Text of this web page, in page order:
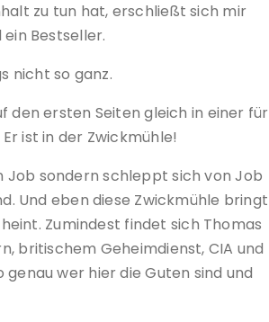
zu tun hat, erschließt sich mir
Bestseller.
nicht so ganz.
den ersten Seiten gleich in einer für
ist in der Zwickmühle!
Job sondern schleppt sich von Job
Und eben diese Zwickmühle bringt
Zumindest findet sich Thomas
britischem Geheimdienst, CIA und
wer hier die Guten sind und